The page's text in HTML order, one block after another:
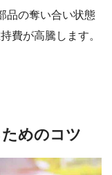
品の奪い合い状態
費が高騰します。
めのコツ